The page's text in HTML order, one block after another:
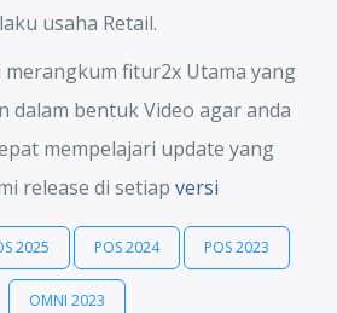
usaha Retail.
fitur2x Utama yang
dalam bentuk Video agar anda
mempelajari update yang
release di setiap versi
2025 POS 2024 POS 2023
OMNI 2023